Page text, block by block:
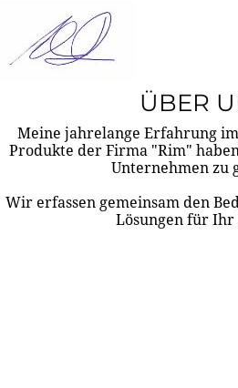
ÜBER
Meine jahrelange Erfahrung
Produkte der Firma "Rim"
Unternehmen zu
Wir erfassen gemeinsam den
Lösungen für Ihr